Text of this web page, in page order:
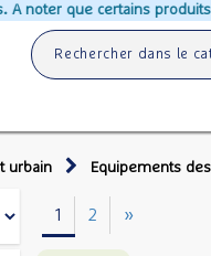
ne peuvent pas
urbain Equipements
1 2 »